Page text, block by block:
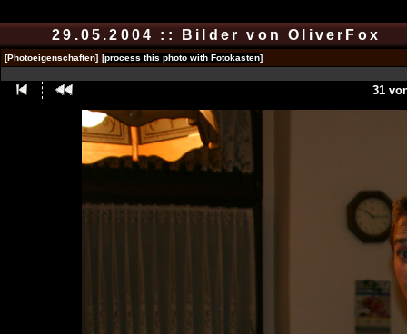
29.05.2004 :: Bilder von OliverFox
[Photoeigenschaften] [process this photo with Fotokasten]
31